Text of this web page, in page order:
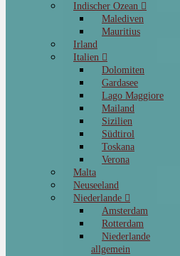
Indischer Ozean
Malediven
Mauritius
Irland
Italien
Dolomiten
Gardasee
Lago Maggiore
Mailand
Sizilien
Südtirol
Toskana
Verona
Malta
Neuseeland
Niederlande
Amsterdam
Rotterdam
Niederlande
allgemein